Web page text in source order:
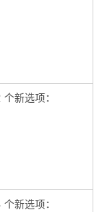
新选项：
新选项：